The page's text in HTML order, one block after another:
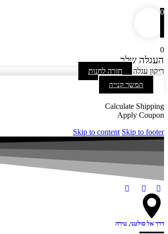
0
0
העגלה שלך
ריקון עגלה חזרה לחנות
המשך קנייה
Calculate Shipping
Apply Coupon
Skip to content Skip to footer
דרך אל סולטני, טירה